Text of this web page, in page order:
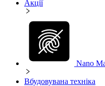
Акції
Nano
Вбудовувана техніка